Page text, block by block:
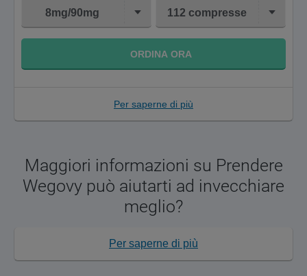
8mg/90mg 112 compresse
ORDINA ORA
Per saperne di più
Maggiori informazioni su Prendere
Wegovy può aiutarti ad invecchiare
meglio?
Per saperne di più